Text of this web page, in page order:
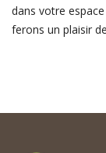
dans votre
ferons un plaisir